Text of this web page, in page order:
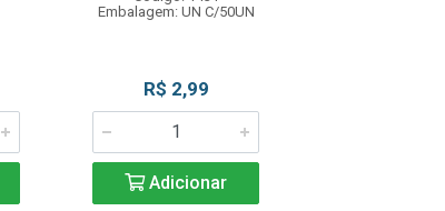
Embalagem: UN C/50UN
R$ 2,99
Adicionar